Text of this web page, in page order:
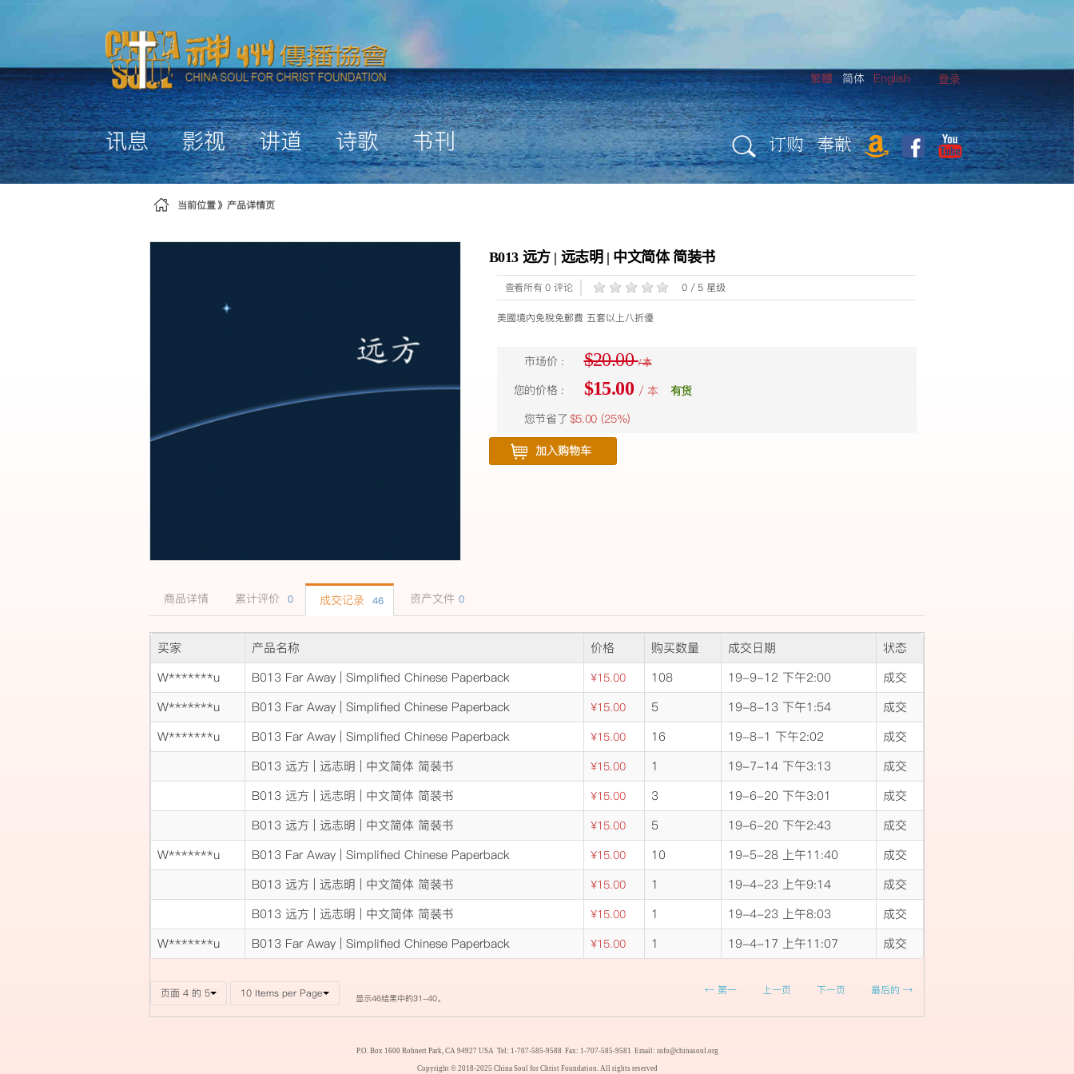
登录
繁體 简体 English
讯息 影视 讲道 诗歌 书刊 订购 奉献
当前位置 产品详情页
B013 远方 | 远志明 | 中文简体 简装书
查看所有 0 评论 0 / 5 星级
美國境內免稅免郵費 五套以上八折優
市场价 : $20.00/ 本
您的价格 : $15.00 / 本
有货
您节省了 $5.00 (25%)
加入购物车
商品详情 累计评价 0 成交记录 46 资产文件 0
买家 产品名称 价格 购买数量 成交日期
状态
W*******u
B013 Far Away | Simplified Chinese Paperback ¥15.00 108 19-9-12 下午2:00
成交
W*******u
B013 Far Away | Simplified Chinese Paperback ¥15.00 5 19-8-13 下午1:54
成交
W*******u
B013 Far Away | Simplified Chinese Paperback ¥15.00 16 19-8-1 下午2:02
成交
B013 远方 | 远志明 | 中文简体 简装书
¥15.00 1 19-7-14 下午3:13
成交
B013 远方 | 远志明 | 中文简体 简装书
¥15.00 3 19-6-20 下午3:01
成交
B013 远方 | 远志明 | 中文简体 简装书
¥15.00 5 19-6-20 下午2:43
成交
W*******u
B013 Far Away | Simplified Chinese Paperback ¥15.00 10 19-5-28 上午11:40
成交
B013 远方 | 远志明 | 中文简体 简装书
¥15.00 1 19-4-23 上午9:14
成交
B013 远方 | 远志明 | 中文简体 简装书
¥15.00 1 19-4-23 上午8:03
成交
W*******u
B013 Far Away | Simplified Chinese Paperback ¥15.00 1 19-4-17 上午11:07 成交
页面 4 的 5 10 Items per Page 显示46结果中的31-40。
← 第一 上一页 下一页 最后的 →
P.O. Box 1600 Rohnert Park, CA 94927 USA Tel: 1-707-585-9588 Fax: 1-707-585-9581 Email: info@chinasoul.org
Copyright © 2018-2025 China Soul for Christ Foundation. All rights reserved